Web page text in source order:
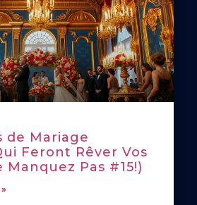
de Mariage
Feront Rêver Vos
Manquez Pas #15!)